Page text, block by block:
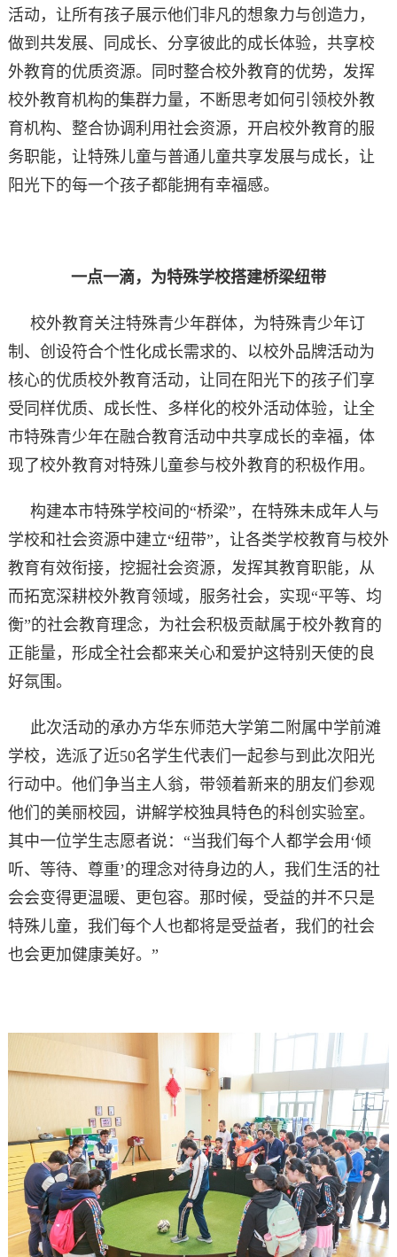
活动，让所有孩子展示他们非凡的想象力与创造力，
做到共发展、同成长、分享彼此的成长体验，共享校
外教育的优质资源。同时整合校外教育的优势，发挥
校外教育机构的集群力量，不断思考如何引领校外教
育机构、整合协调利用社会资源，开启校外教育的服
务职能，让特殊儿童与普通儿童共享发展与成长，让
阳光下的每一个孩子都能拥有幸福感。
一点一滴，为特殊学校搭建桥梁纽带
校外教育关注特殊青少年群体，为特殊青少年订
制、创设符合个性化成长需求的、以校外品牌活动为
核心的优质校外教育活动，让同在阳光下的孩子们享
受同样优质、成长性、多样化的校外活动体验，让全
市特殊青少年在融合教育活动中共享成长的幸福，体
现了校外教育对特殊儿童参与校外教育的积极作用。
构建本市特殊学校间的“桥梁”，在特殊未成年人与
学校和社会资源中建立“纽带”，让各类学校教育与校外
教育有效衔接，挖掘社会资源，发挥其教育职能，从
而拓宽深耕校外教育领域，服务社会，实现“平等、均
衡”的社会教育理念，为社会积极贡献属于校外教育的
正能量，形成全社会都来关心和爱护这特别天使的良
好氛围。
此次活动的承办方华东师范大学第二附属中学前滩
学校，选派了近50名学生代表们一起参与到此次阳光
行动中。他们争当主人翁，带领着新来的朋友们参观
他们的美丽校园，讲解学校独具特色的科创实验室。
其中一位学生志愿者说：“当我们每个人都学会用‘倾
听、等待、尊重’的理念对待身边的人，我们生活的社
会会变得更温暖、更包容。那时候，受益的并不只是
特殊儿童，我们每个人也都将是受益者，我们的社会
也会更加健康美好。”